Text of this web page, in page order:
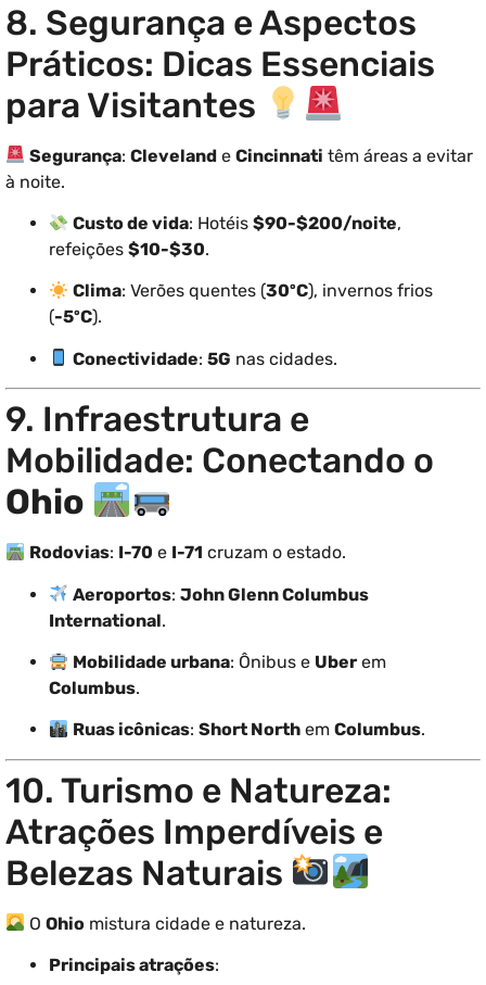
8. Segurança e Aspectos
Práticos: Dicas Essenciais
para Visitantes
Segurança:Cleveland eCincinnati têm áreas a evitar
à noite.
Custo de vida: Hotéis$90-$200/noite,
refeições $10-$30.
Clima: Verões quentes (30ºC), invernos frios
(-5ºC).
Conectividade:5G nas cidades.
9. Infraestrutura e
Mobilidade: Conectando o
Ohio
Rodovias: I-70 e I-71 cruzam o estado.
Aeroportos:John Glenn Columbus
International.
Mobilidade urbana: Ônibus e Uber em
Columbus.
Ruas icônicas:Short North emColumbus.
10. Turismo e Natureza:
Atrações Imperdíveis e
Belezas Naturais
OOhio mistura cidade e natureza.
Principais atrações: